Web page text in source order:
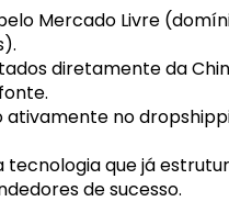
Mercado Livre
diretamente da
ativamente no
tecnologia que já
de sucesso.